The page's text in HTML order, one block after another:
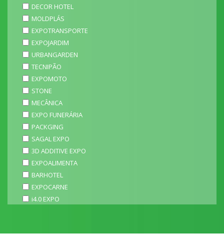
DECOR HOTEL
MOLDPLÁS
EXPOTRANSPORTE
EXPOJARDIM
URBANGARDEN
TECNIPÃO
EXPOMOTO
STONE
MECÂNICA
EXPO FUNERÁRIA
PACKGING
SAGAL EXPO
3D ADDITIVE EXPO
EXPOALIMENTA
BARHOTEL
EXPOCARNE
i4.0 EXPO